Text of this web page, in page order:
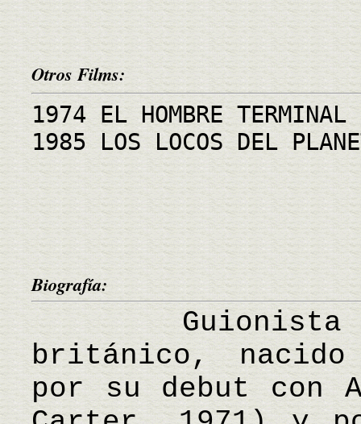
Otros Films:
1974 EL HOMBRE TERMINAL
1985 LOS LOCOS DEL
Biografía:
Guionista y
británico,
por su debut con